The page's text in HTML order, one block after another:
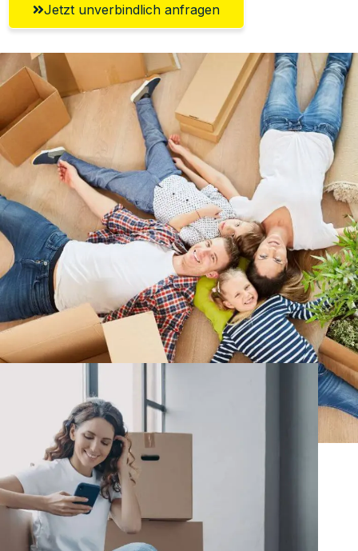
Jetzt unverbindlich anfragen